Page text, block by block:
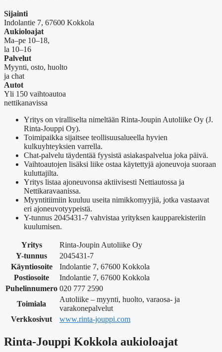
Sijainti
Indolantie 7, 67600 Kokkola
Aukioloajat
Ma–pe 10–18,
la 10–16
Palvelut
Myynti, osto, huolto
ja chat
Autot
Yli 150 vaihtoautoa
nettikanavissa
Yritys on viralliselta nimeltään Rinta-Joupin Autoliike Oy (J.
Rinta-Jouppi Oy).
Toimipaikka sijaitsee teollisuusalueella hyvien
kulkuyhteyksien varrella.
Chat-palvelu täydentää fyysistä asiakaspalvelua joka päivä.
Vaihtoautojen lisäksi liike ostaa käytettyjä ajoneuvoja suoraan
kuluttajilta.
Yritys listaa ajoneuvonsa aktiivisesti Nettiautossa ja
Nettikaravaanissa.
Myyntitiimiin kuuluu useita nimikkomyyjiä, jotka vastaavat
eri ajoneuvotyypeistä.
Y-tunnus 2045431-7 vahvistaa yrityksen kaupparekisteriin
kuulumisen.
Yritys
Rinta-Joupin Autoliike Oy
Y-tunnus
2045431-7
Käyntiosoite
Indolantie 7, 67600 Kokkola
Postiosoite
Indolantie 7, 67600 Kokkola
Puhelinnumero 020 777 2590
Toimiala
Autoliike – myynti, huolto, varaosa- ja
varakonepalvelut
Verkkosivut
www.rinta-jouppi.com
Rinta-Jouppi Kokkola aukioloajat